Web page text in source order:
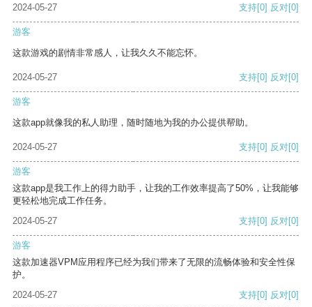
2024-05-27 支持[0] 反对[0]
游客
这款游戏的剧情非常感人，让我久久不能忘怀。
2024-05-27 支持[0] 反对[0]
游客
这款app就像我的私人助理，随时随地为我的办公提供帮助。
2024-05-27 支持[0] 反对[0]
游客
这款app是我工作上的得力助手，让我的工作效率提高了50%，让我能够
更轻松地完成工作任务。
2024-05-27
支持[0] 反对[0]
游客
这款加速器VPM应用程序已经为我们带来了无限的流畅体验和安全性保
护。
2024-05-27
支持[0] 反对[0]